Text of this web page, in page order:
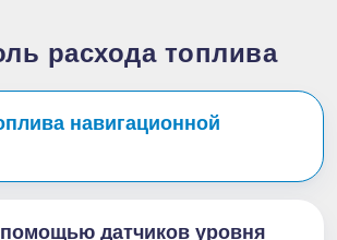
расхода топлива
навигационной
датчиков уровня